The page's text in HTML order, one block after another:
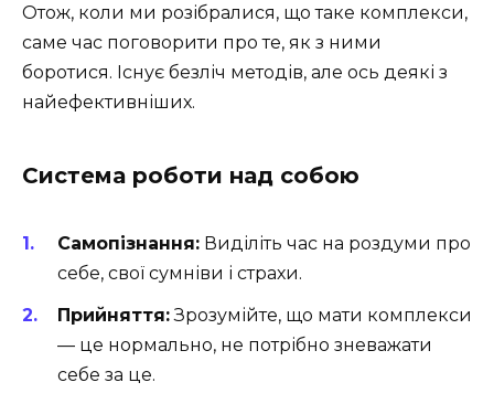
Отож, коли ми розібралися, що таке комплекси,
саме час поговорити про те, як з ними
боротися. Існує безліч методів, але ось деякі з
найефективніших.
Система роботи над собою
Самопізнання: Виділіть час на роздуми про
себе, свої сумніви і страхи.
Прийняття:Зрозумійте, що мати комплекси
— це нормально, не потрібно зневажати
себе за це.